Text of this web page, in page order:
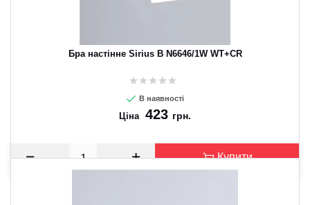
Бра настінне Sirius B N6646/1W WT+CR
В наявності
Ціна 423 грн.
Купити